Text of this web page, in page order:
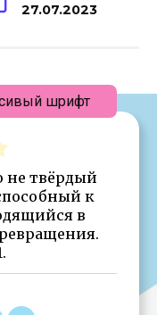
27.07.2023
не твёрдый
к
в
шрифт